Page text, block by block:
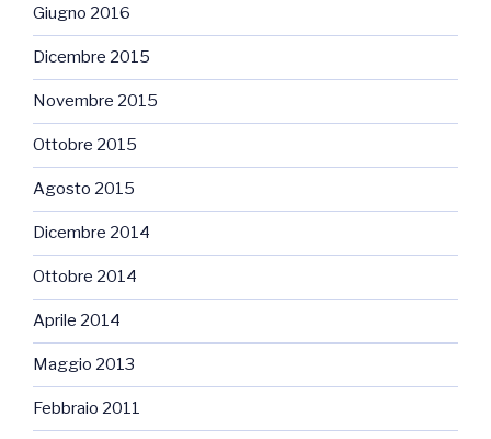
Giugno 2016
Dicembre 2015
Novembre 2015
Ottobre 2015
Agosto 2015
Dicembre 2014
Ottobre 2014
Aprile 2014
Maggio 2013
Febbraio 2011